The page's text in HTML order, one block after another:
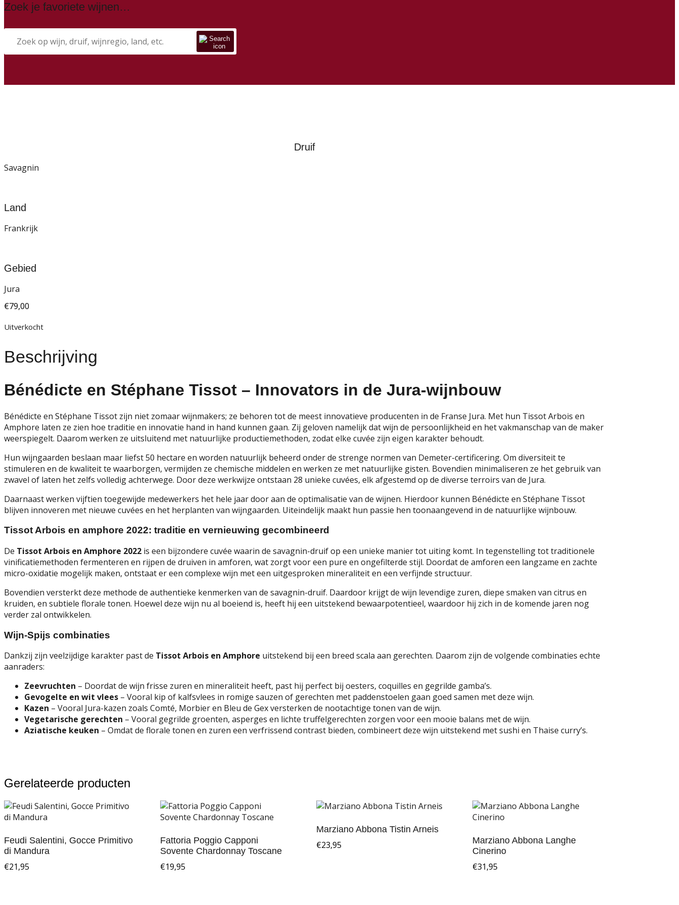
Zoek je favoriete wijnen…
Druif
Savagnin
Land
Frankrijk
Gebied
Jura
€79,00
Uitverkocht
Beschrijving
Bénédicte en Stéphane Tissot – Innovators in de Jura-wijnbouw
Bénédicte en Stéphane Tissot zijn niet zomaar wijnmakers; ze behoren tot de meest innovatieve producenten in de Franse Jura. Met hun Tissot Arbois en
Amphore laten ze zien hoe traditie en innovatie hand in hand kunnen gaan. Zij geloven namelijk dat wijn de persoonlijkheid en het vakmanschap van de maker
weerspiegelt. Daarom werken ze uitsluitend met natuurlijke productiemethoden, zodat elke cuvée zijn eigen karakter behoudt.
Hun wijngaarden beslaan maar liefst 50 hectare en worden natuurlijk beheerd onder de strenge normen van Demeter-certificering. Om diversiteit te
stimuleren en de kwaliteit te waarborgen, vermijden ze chemische middelen en werken ze met natuurlijke gisten. Bovendien minimaliseren ze het gebruik van
zwavel of laten het zelfs volledig achterwege. Door deze werkwijze ontstaan 28 unieke cuvées, elk afgestemd op de diverse terroirs van de Jura.
Daarnaast werken vijftien toegewijde medewerkers het hele jaar door aan de optimalisatie van de wijnen. Hierdoor kunnen Bénédicte en Stéphane Tissot
blijven innoveren met nieuwe cuvées en het herplanten van wijngaarden. Uiteindelijk maakt hun passie hen toonaangevend in de natuurlijke wijnbouw.
Tissot Arbois en amphore 2022: traditie en vernieuwing gecombineerd
De Tissot Arbois en Amphore 2022 is een bijzondere cuvée waarin de savagnin-druif op een unieke manier tot uiting komt. In tegenstelling tot traditionele
vinificatiemethoden fermenteren en rijpen de druiven in amforen, wat zorgt voor een pure en ongefilterde stijl. Doordat de amforen een langzame en zachte
micro-oxidatie mogelijk maken, ontstaat er een complexe wijn met een uitgesproken mineraliteit en een verfijnde structuur.
Bovendien versterkt deze methode de authentieke kenmerken van de savagnin-druif. Daardoor krijgt de wijn levendige zuren, diepe smaken van citrus en
kruiden, en subtiele florale tonen. Hoewel deze wijn nu al boeiend is, heeft hij een uitstekend bewaarpotentieel, waardoor hij zich in de komende jaren nog
verder zal ontwikkelen.
Wijn-Spijs combinaties
Dankzij zijn veelzijdige karakter past de Tissot Arbois en Amphore uitstekend bij een breed scala aan gerechten. Daarom zijn de volgende combinaties echte
aanraders:
Zeevruchten – Doordat de wijn frisse zuren en mineraliteit heeft, past hij perfect bij oesters, coquilles en gegrilde gamba’s.
Gevogelte en wit vlees – Vooral kip of kalfsvlees in romige sauzen of gerechten met paddenstoelen gaan goed samen met deze wijn.
Kazen – Vooral Jura-kazen zoals Comté, Morbier en Bleu de Gex versterken de nootachtige tonen van de wijn.
Vegetarische gerechten – Vooral gegrilde groenten, asperges en lichte truffelgerechten zorgen voor een mooie balans met de wijn.
Aziatische keuken – Omdat de florale tonen en zuren een verfrissend contrast bieden, combineert deze wijn uitstekend met sushi en Thaise curry’s.
Gerelateerde producten
Feudi Salentini, Gocce Primitivo
di Mandura
€21,95
Fattoria Poggio Capponi
Sovente Chardonnay Toscane
€19,95
Marziano Abbona Tistin Arneis
€23,95
Marziano Abbona Langhe
Cinerino
€31,95